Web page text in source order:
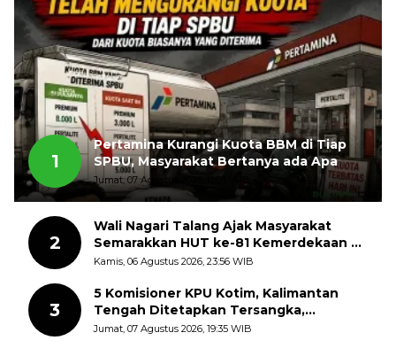
1
Pertamina Kurangi Kuota BBM di Tiap
SPBU, Masyarakat Bertanya ada Apa
Jumat, 07 Agustus 2026, 11:03 WIB
2
Wali Nagari Talang Ajak Masyarakat
Semarakkan HUT ke-81 Kemerdekaan RI
dengan Mengibarkan Bendera Merah
Kamis, 06 Agustus 2026, 23:56 WIB
3
5 Komisioner KPU Kotim, Kalimantan
Tengah Ditetapkan Tersangka,
Kerugian Negara ditaksir 10 Milyard
Jumat, 07 Agustus 2026, 19:35 WIB